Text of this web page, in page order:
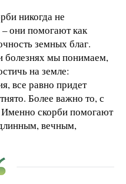
никогда не
они помогают как
земных благ.
болезнях мы понимаем,
на земле:
все равно придет
Более важно то, с
Именно скорби помогают
вечным,